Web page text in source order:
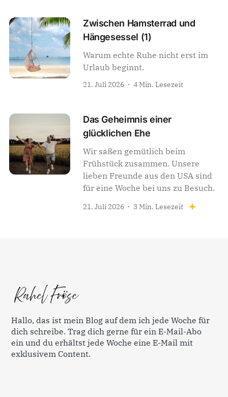
Zwischen Hamsterrad und
Hängesessel (1)
Warum echte Ruhe nicht erst im
Urlaub beginnt.
21. Juli 2026 4 Min. Lesezeit
Das Geheimnis einer
glücklichen Ehe
Wir saßen gemütlich beim
Frühstück zusammen. Unsere
lieben Freunde aus den USA sind
für eine Woche bei uns zu Besuch.
21. Juli 2026 3 Min. Lesezeit
Hallo, das ist mein Blog auf dem ich jede Woche für
dich schreibe. Trag dich gerne für ein E-Mail-Abo
ein und du erhältst jede Woche eine E-Mail mit
exklusivem Content.